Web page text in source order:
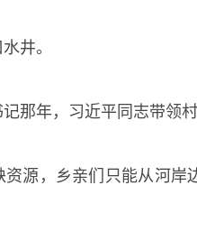
井。
那年，习近平同志带领村
源，乡亲们只能从河岸